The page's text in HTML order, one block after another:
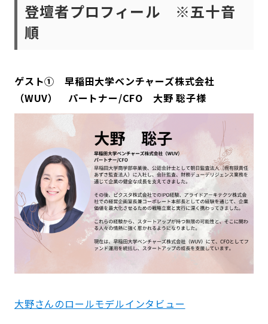
登壇者プロフィール ※五十音
順
ゲスト① 早稲田大学ベンチャーズ株式会社
（WUV）
パートナー/CFO 大野 聡子様
大野さんのロールモデルインタビュー